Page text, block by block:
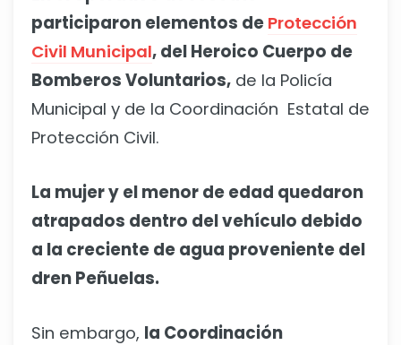
participaron elementos de Protección
Civil Municipal, del Heroico Cuerpo de
Bomberos Voluntarios, de la Policía
Municipal y de la Coordinación Estatal de
Protección Civil.
La mujer y el menor de edad quedaron
atrapados dentro del vehículo debido
a la creciente de agua proveniente del
dren Peñuelas.
Sin embargo, la Coordinación